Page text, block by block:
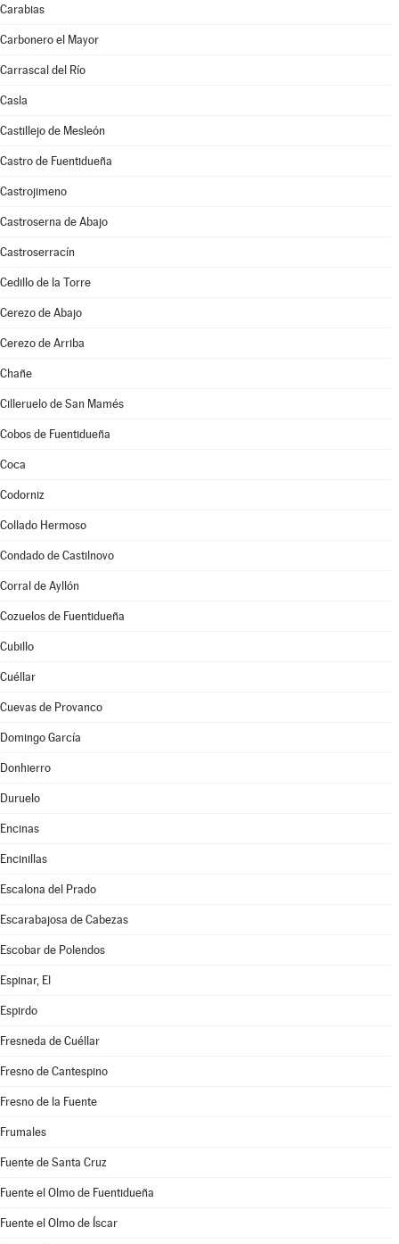
Carabias
Carbonero el Mayor
Carrascal del Río
Casla
Castillejo de Mesleón
Castro de Fuentidueña
Castrojimeno
Castroserna de Abajo
Castroserracín
Cedillo de la Torre
Cerezo de Abajo
Cerezo de Arriba
Chañe
Cilleruelo de San Mamés
Cobos de Fuentidueña
Coca
Codorniz
Collado Hermoso
Condado de Castilnovo
Corral de Ayllón
Cozuelos de Fuentidueña
Cubillo
Cuéllar
Cuevas de Provanco
Domingo García
Donhierro
Duruelo
Encinas
Encinillas
Escalona del Prado
Escarabajosa de Cabezas
Escobar de Polendos
Espinar, El
Espirdo
Fresneda de Cuéllar
Fresno de Cantespino
Fresno de la Fuente
Frumales
Fuente de Santa Cruz
Fuente el Olmo de Fuentidueña
Fuente el Olmo de Íscar